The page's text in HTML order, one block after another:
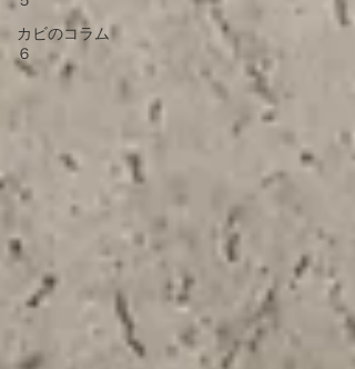
カビのコラム
６